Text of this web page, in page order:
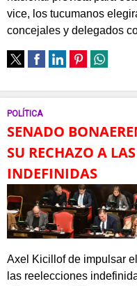
vice, los tucumanos
concejales y delegados
POLÍTICA
SENADO
SU RECHAZO A
INDEFINIDAS
Axel Kicillof de impulsar
las reelecciones